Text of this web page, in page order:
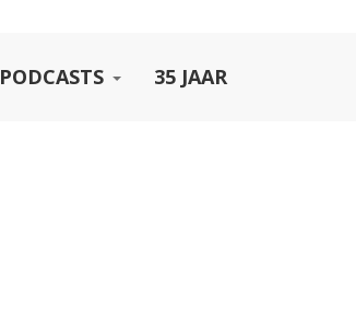
PODCASTS 35 JAAR